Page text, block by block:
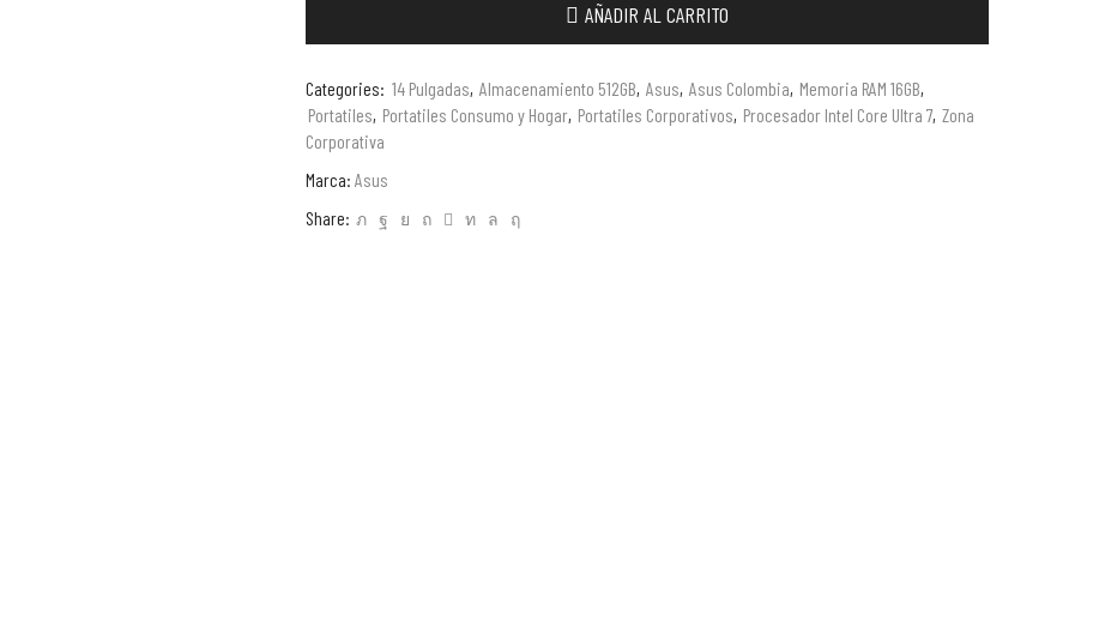
AÑADIR AL CARRITO
Categories: 14 Pulgadas, Almacenamiento 512GB, Asus, Asus Colombia, Memoria RAM 16GB,
Portatiles, Portatiles Consumo y Hogar, Portatiles Corporativos, Procesador Intel Core Ultra 7, Zona
Corporativa
Marca: Asus
Share: